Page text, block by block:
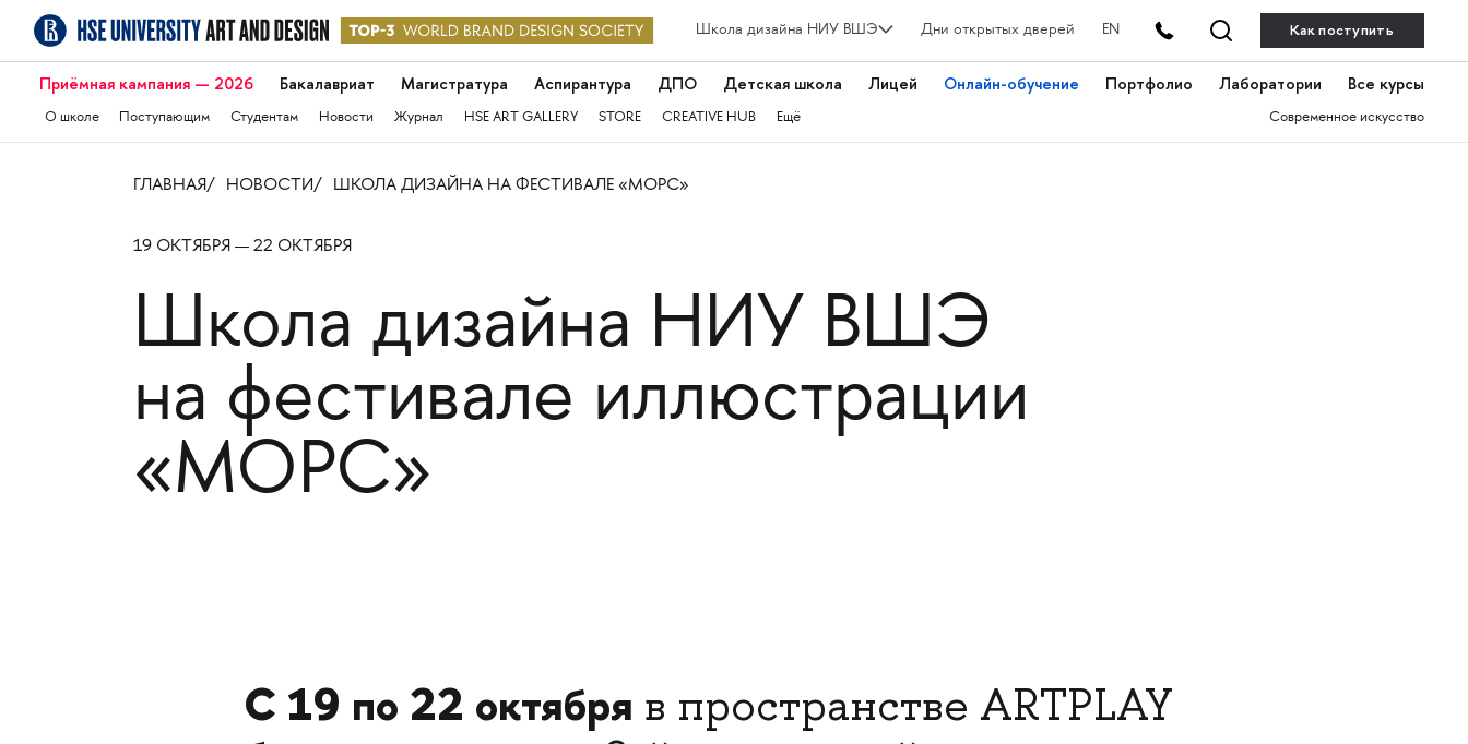
Школа дизайна НИУ ВШЭ Дни открытых дверей EN Как поступить
Приёмная кампания — 2026 Бакалавриат Магистратура Аспирантура ДПО Детская школа Лицей Онлайн-обучение Портфолио Лаборатории Все курсы
О школе Поступающим Студентам Новости Журнал HSE ART GALLERY STORE CREATIVE HUB Ещё Современное искусство
ГЛАВНАЯ НОВОСТИ ШКОЛА ДИЗАЙНА НА ФЕСТИВАЛЕ «МОРС»
19 ОКТЯБРЯ — 22 ОКТЯБРЯ
Школа дизайна НИУ ВШЭ
на фестивале иллюстрации
«МОРС»
С 19 по 22 октября в пространстве ARTPLAY